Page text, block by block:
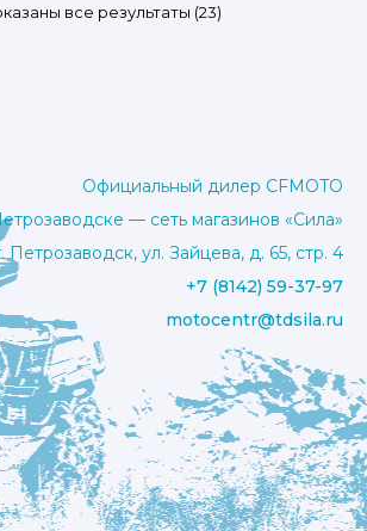
все результаты (23)Цены:
Официальный дилер CFMOTO
— сеть магазинов «Сила»
Петрозаводск, ул. Зайцева, д. 65, стр. 4
+7 (8142) 59-37-97
motocentr@tdsila.ru